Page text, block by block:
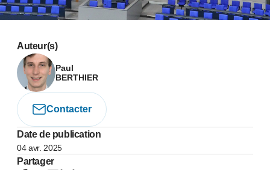
Auteur(s)
Paul
BERTHIER
Contacter
Date de publication
04 avr. 2025
Partager